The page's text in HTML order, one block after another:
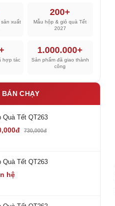
sản xuất
200+
Mẫu hộp & giỏ quà Tết
2027
hợp tác
1.000.000+
Sản phẩm đã giao thành
công
BÁN CHẠY
Quà Tết QT263
730,000đ
Quà Tết QT263
hệ